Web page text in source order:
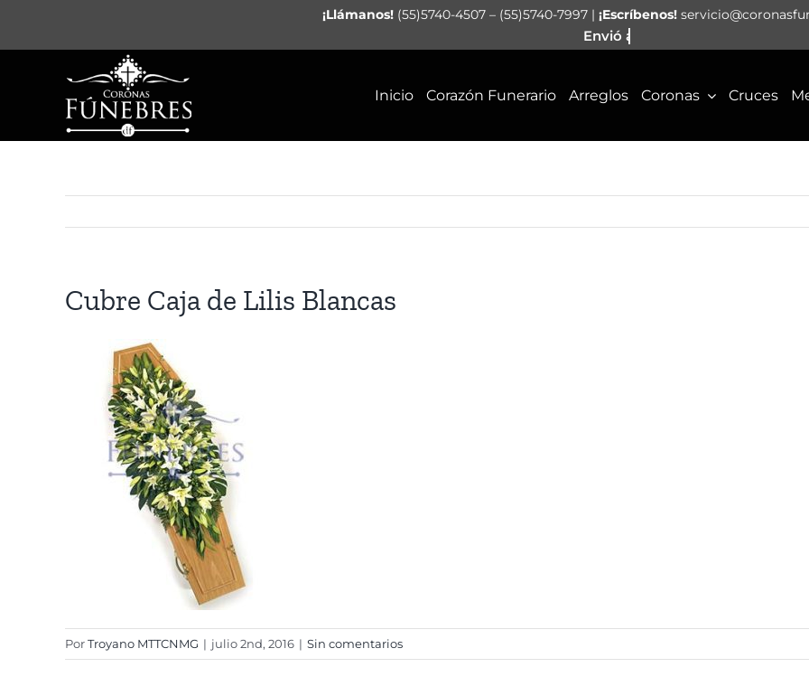
contenido
¡Llámanos!(55)5740-4507 – (55)5740-7997 | ¡Escríbenos!
Inicio Corazón Funerario Arreglos Coronas Cruces
Cubre Caja de Lilis Blancas
PorTroyano MTTCNMG | julio 2nd, 2016 | Sin comentarios